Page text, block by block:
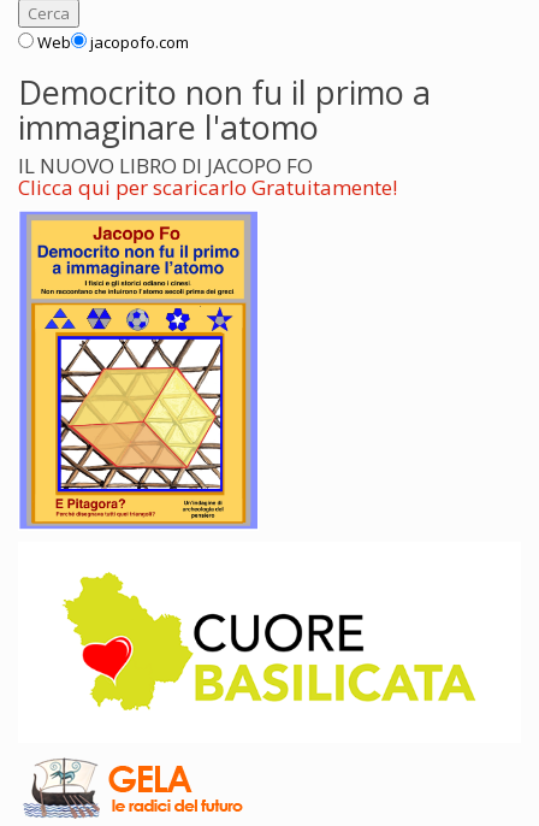
Web jacopofo.com
Democrito non fu il primo a
immaginare l'atomo
IL NUOVO LIBRO DI JACOPO FO
Clicca qui per scaricarlo Gratuitamente!